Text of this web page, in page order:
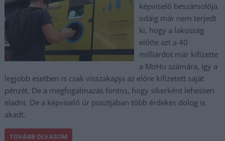
képviselő beszámolója
odáig már nem terjedt
ki, hogy a lakosság
előtte azt a 40
milliárdot már kifizette
a MoHu számára, így a
legjobb esetben is csak visszakapja az előre kifizetett saját
pénzét. De a megfogalmazás fontos, hogy sikerként lehessen
eladni. De a képviselő úr posztjában több érdekes dolog is
akadt.
TOVÁBB OLVASOM